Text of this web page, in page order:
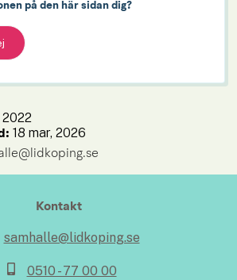
på den här sidan dig?
2022
18 mar, 2026
Kontakt
samhalle@lidkoping.se
0510 - 77 00 00